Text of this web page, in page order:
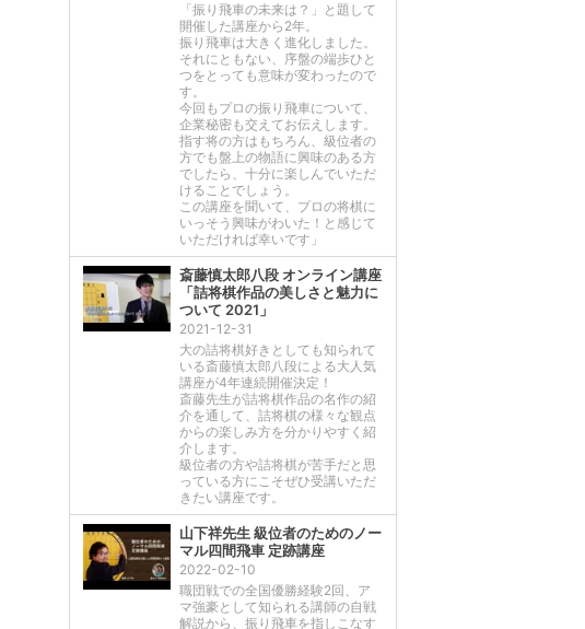
「振り飛車の未来は？」と題して
開催した講座から2年。
振り飛車は大きく進化しました。
それにともない、序盤の端歩ひと
つをとっても意味が変わったので
す。
今回もプロの振り飛車について、
企業秘密も交えてお伝えします。
指す将の方はもちろん、級位者の
方でも盤上の物語に興味のある方
でしたら、十分に楽しんでいただ
けることでしょう。
この講座を聞いて、プロの将棋に
いっそう興味がわいた！と感じて
いただければ幸いです」
斎藤慎太郎八段 オンライン講座
「詰将棋作品の美しさと魅力に
ついて 2021」
2021-12-31
大の詰将棋好きとしても知られて
いる斎藤慎太郎八段による大人気
講座が4年連続開催決定！
斎藤先生が詰将棋作品の名作の紹
介を通して、詰将棋の様々な観点
からの楽しみ方を分かりやすく紹
介します。
級位者の方や詰将棋が苦手だと思
っている方にこそぜひ受講いただ
きたい講座です。
山下祥先生 級位者のためのノー
マル四間飛車 定跡講座
2022-02-10
職団戦での全国優勝経験2回、ア
マ強豪として知られる講師の自戦
解説から、振り飛車を指しこなす